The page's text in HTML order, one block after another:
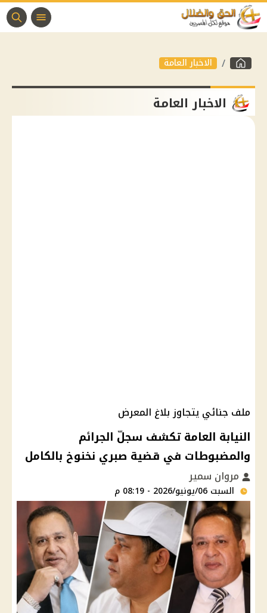
الاخبار العامة
الاخبار العامة
ملف جنائي يتجاوز بلاغ المعرض
النيابة العامة تكشف سجلّ الجرائم
والمضبوطات في قضية صبري نخنوخ بالكامل
مروان سمير
السبت 06/يونيو/2026 - 08:19 م